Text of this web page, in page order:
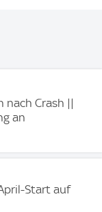
nach Crash ||
an
Start auf